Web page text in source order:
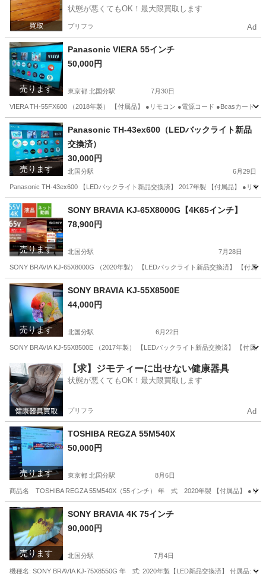
状態が悪くてもOK！最大限買取します
プリフラ Ad
売ります
Panasonic VIERA 55インチ
50,000円
東京都 北国分駅 7月30日
VIERA TH-55FX600 （2018年製） 【付属品】 ●リモコン ●電源コード ●Bcasカード
東京 葛飾区 VIERA
売ります
Panasonic TH-43ex600（LEDバックライト新品
交換済）
30,000円
北国分駅 6月29日
Panasonic TH-43ex600 【LEDバックライト新品交換済】 2017年製 【付属品】 ●リ
千葉 市川市
売ります
SONY BRAVIA KJ-65X8000G【4K65インチ】
78,900円
北国分駅 7月28日
SONY BRAVIA KJ-65X8000G （2020年製） 【LEDバックライト新品交換済】 【付
千葉 市川市
売ります
SONY BRAVIA KJ-55X8500E
44,000円
北国分駅 6月22日
SONY BRAVIA KJ-55X8500E （2017年製） 【LEDバックライト新品交換済】 【付
千葉 市川市 北国分駅 テレビ SONY
【求】ジモティーに出せない健康器具
状態が悪くてもOK！最大限買取します
プリフラ Ad
売ります
TOSHIBA REGZA 55M540X
50,000円
東京都 北国分駅 8月6日
商品名 TOSHIBA REGZA 55M540X（55インチ） 年 式 2020年製 【付属品】 ●リ
東京 葛飾区 REGZA
売ります
SONY BRAVIA 4K 75インチ
90,000円
北国分駅 7月4日
機種名: SONY BRAVIA KJ-75X8550G 年 式: 2020年製【LED新品交換済】 付属品: